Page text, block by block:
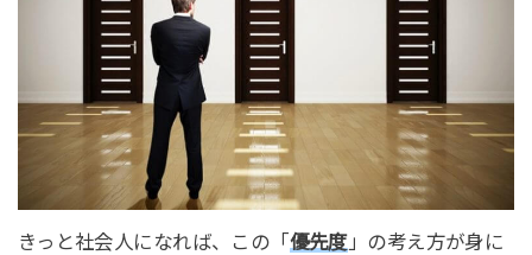
きっと社会人になれば、この「優先度」の考え方が身に